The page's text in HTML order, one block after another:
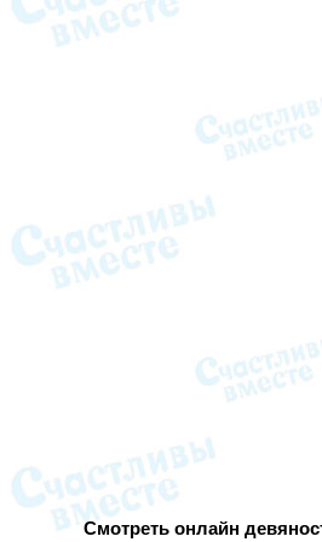
Смотреть онлайн